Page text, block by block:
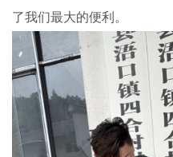
了我们最大的便利。